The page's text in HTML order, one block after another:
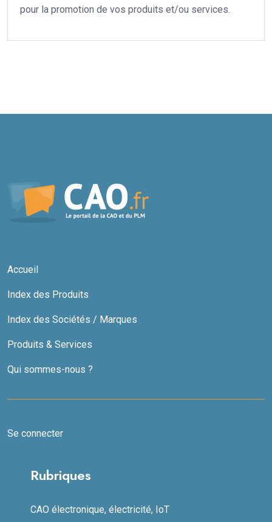
pour la promotion de vos produits et/ou services.
Accueil
Index des Produits
Index des Sociétés / Marques
Produits & Services
Qui sommes-nous ?
Se connecter
Rubriques
CAO électronique, électricité, IoT